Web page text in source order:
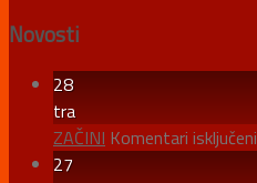
Novosti
28
tra
ZAČINI Komentari isključeni
27